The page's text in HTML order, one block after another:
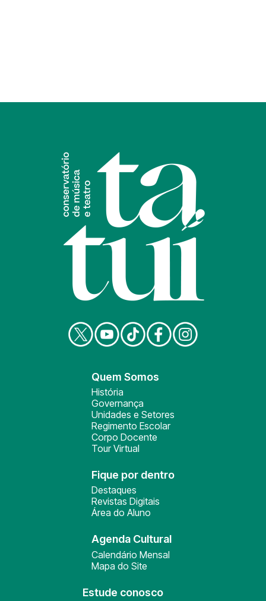
Quem Somos
História
Governança
Unidades e Setores
Regimento Escolar
Corpo Docente
Tour Virtual
Fique por dentro
Destaques
Revistas Digitais
Área do Aluno
Agenda Cultural
Calendário Mensal
Mapa do Site
Estude conosco